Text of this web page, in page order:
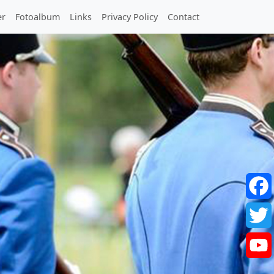
Fotoalbum Links Privacy Policy Contact